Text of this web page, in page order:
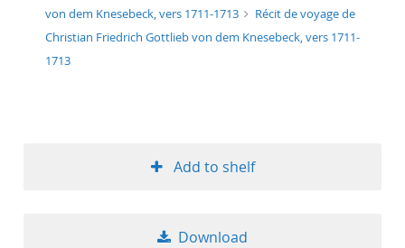
von dem Knesebeck, vers 1711-1713
Récit de voyage de
Christian Friedrich Gottlieb von dem Knesebeck, vers 1711-
1713
Add to shelf
Download